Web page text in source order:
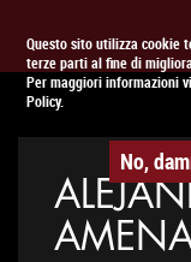
Questo sito utilizza cookie
terze parti al fine di
Per maggiori informazioni
Policy.
No,